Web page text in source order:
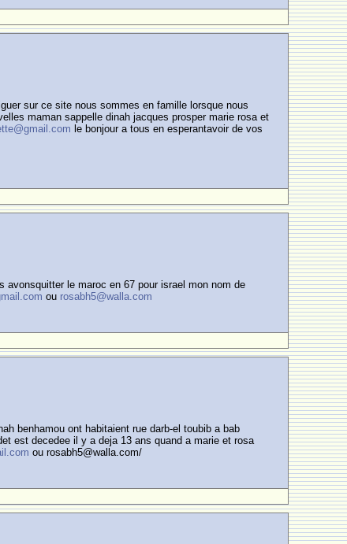
sur ce site nous sommes en famille lorsque nous
maman sappelle dinah jacques prosper marie rosa et
le bonjour a tous en esperantavoir de vos
le maroc en 67 pour israel mon nom de
ou rosabh5@walla.com
benhamou ont habitaient rue darb-el toubib a bab
est decedee il y a deja 13 ans quand a marie et rosa
ou rosabh5@walla.com/